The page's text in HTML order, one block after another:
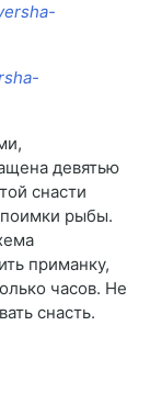
девятью
снасти
рыбы.
приманку,
часов. Не
снасть.